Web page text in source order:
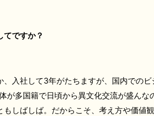
てですか？
、入社して3年がたちますが、国内での
が多国籍で日頃から異文化交流が盛ん
もしばしば。だからこそ、考え方や価値